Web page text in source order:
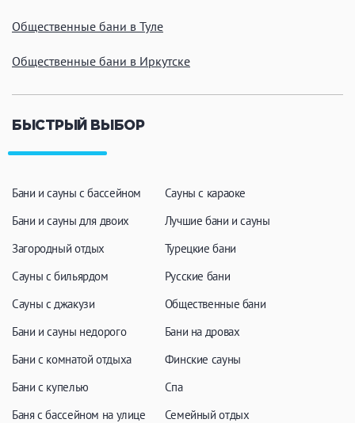
Развлечения
Бильярд
Караоке
Кальян
Мангал/ барбекю
Со своей едой
Заказ по меню
Ресторан/ бар
Удобства
WI-FI
Детская комната
Сеновал
Общественные бани в Туле
Общественные бани в Иркутске
БЫСТРЫЙ ВЫБОР
Бани и сауны с бассейном
Бани и сауны для двоих
Загородный отдых
Сауны с бильярдом
Сауны с джакузи
Бани и сауны недорого
Бани с комнатой отдыха
Бани с купелью
Баня с бассейном на улице
Сауны с караоке
Лучшие бани и сауны
Турецкие бани
Русские бани
Общественные бани
Бани на дровах
Финские сауны
Спа
Семейный отдых